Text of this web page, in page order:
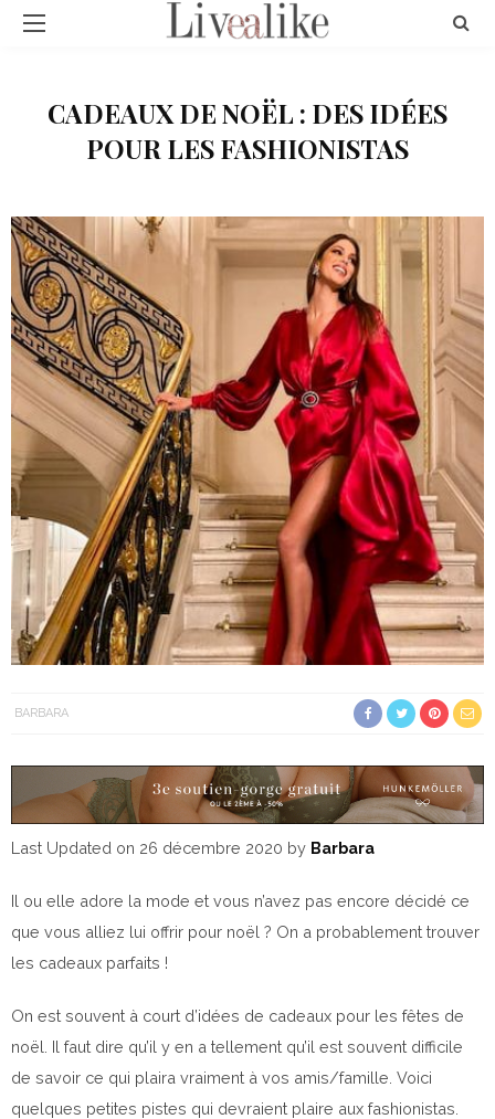
CADEAUX DE NOËL : DES IDÉES
POUR LES FASHIONISTAS
BARBARA
Last Updated on 26 décembre 2020 by Barbara
Il ou elle adore la mode et vous n’avez pas encore décidé ce
que vous alliez lui offrir pour noël ? On a probablement trouver
les cadeaux parfaits !
On est souvent à court d’idées de cadeaux pour les fêtes de
noël. Il faut dire qu’il y en a tellement qu’il est souvent difficile
de savoir ce qui plaira vraiment à vos amis/famille. Voici
quelques petites pistes qui devraient plaire aux fashionistas.